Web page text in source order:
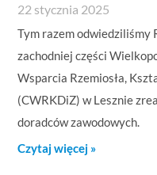
22 stycznia 2025
Tym razem odwiedziliśmy
zachodniej części
Wsparcia Rzemiosła,
(CWRKDiZ) w Lesznie
doradców zawodowych.
Czytaj więcej »